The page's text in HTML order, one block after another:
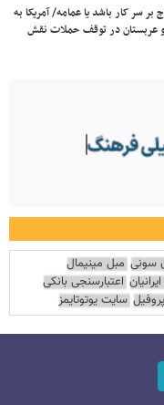
سر کار باشد یا عمامه/ آمریکا به
عربستان در توقف حملات نقش
سونی مبل مینیمال
اعتبارسنجی بانکی
سایت یوتوتایمز